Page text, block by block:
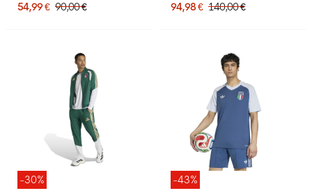
54,99 € 90,00 €
94,98 € 140,00 €
-30%
-43%